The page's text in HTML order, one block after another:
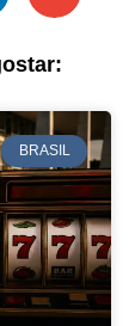
BRASIL